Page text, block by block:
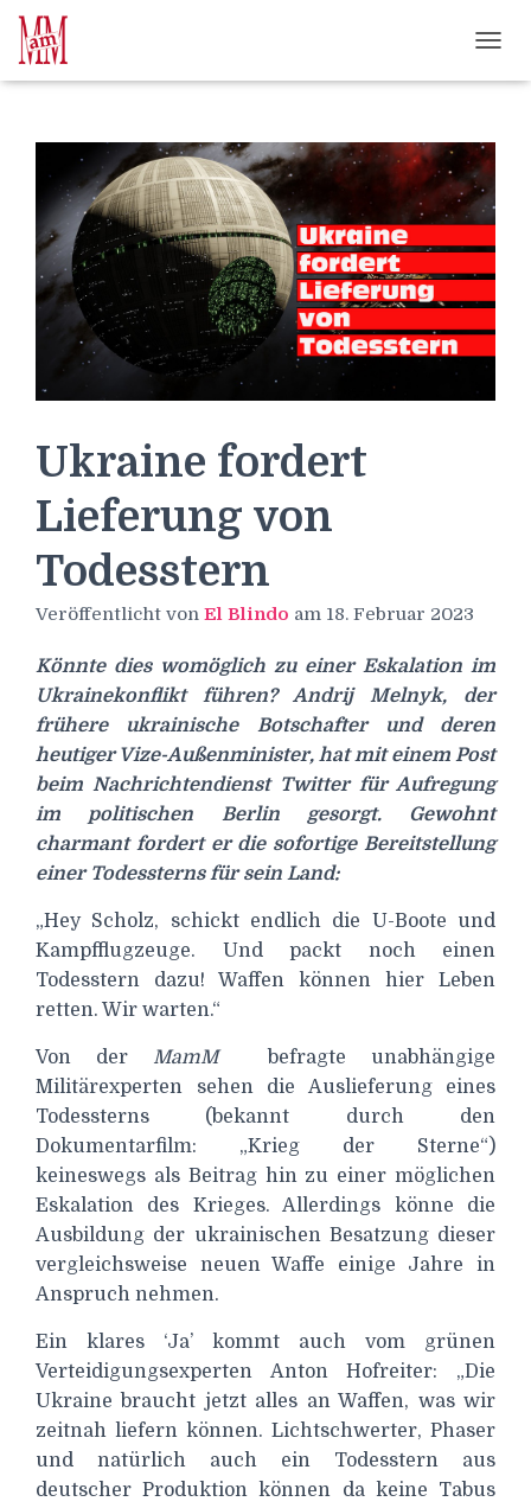
Weiterlesen" />
Ukraine fordert
Lieferung von
Todesstern
Veröffentlicht von El Blindo am 18. Februar 2023
Könnte dies womöglich zu einer Eskalation im
Ukrainekonflikt führen? Andrij Melnyk, der
frühere ukrainische Botschafter und deren
heutiger Vize-Außenminister, hat mit einem Post
beim Nachrichtendienst Twitter für Aufregung
im politischen Berlin gesorgt. Gewohnt
charmant fordert er die sofortige Bereitstellung
einer Todessterns für sein Land:
„Hey Scholz, schickt endlich die U-Boote und
Kampfflugzeuge. Und packt noch einen
Todesstern dazu! Waffen können hier Leben
retten. Wir warten.“
Von der MamMbefragte unabhängige
Militärexperten sehen die Auslieferung eines
Todessterns (bekannt durch den
Dokumentarfilm: „Krieg der Sterne“)
keineswegs als Beitrag hin zu einer möglichen
Eskalation des Krieges. Allerdings könne die
Ausbildung der ukrainischen Besatzung dieser
vergleichsweise neuen Waffe einige Jahre in
Anspruch nehmen.
Ein klares ‘Ja’ kommt auch vom grünen
Verteidigungsexperten Anton Hofreiter: „Die
Ukraine braucht jetzt alles an Waffen, was wir
zeitnah liefern können. Lichtschwerter, Phaser
und natürlich auch ein Todesstern aus
deutscher Produktion können da keine Tabus